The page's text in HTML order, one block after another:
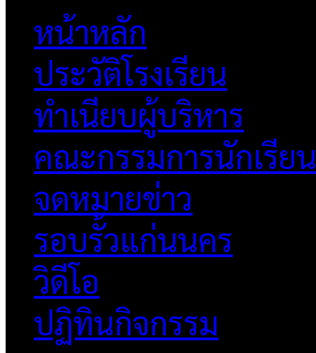
หน้าหลัก
ประวัติโรงเรียน
ทำเนียบผู้บริหาร
คณะกรรมการนักเรียน
จดหมายข่าว
รอบรั้วแก่นนคร
วิดีโอ
ปฏิทินกิจกรรม